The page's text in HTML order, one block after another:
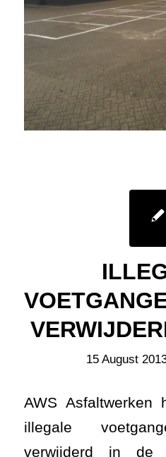
15 August
AWS Asfaltwerken
illegale
verwijderd in de